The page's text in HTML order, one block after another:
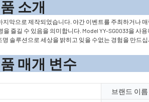
소
지막으로 제작되었습니다. 야간 이벤트를 주최하거
즐길 수 있음을 의미합니다. Model YY-SG0033을
솔루션으로 세상을 밝히고 잊을 수없는 경험을 만드십
수
브랜드 이름